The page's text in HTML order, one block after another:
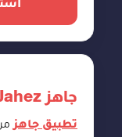
جاهز Jahez
تطبيق جاهز